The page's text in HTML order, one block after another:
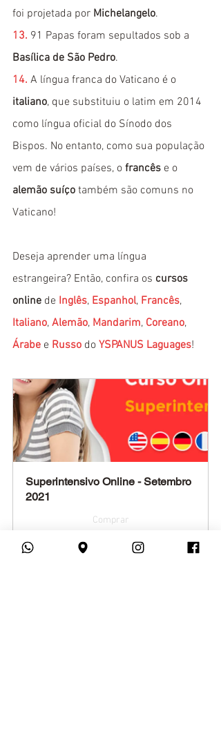
foi projetada por Michelangelo.
13. 91 Papas foram sepultados sob a
Basílica de São Pedro.
14. A língua franca do Vaticano é o
italiano, que substituiu o latim em 2014
como língua oficial do Sínodo dos
Bispos. No entanto, como sua população
vem de vários países, o francês e o
alemão suíço também são comuns no
Vaticano!
Deseja aprender uma língua
estrangeira? Então, confira os cursos
online de Inglês, Espanhol, Francês,
Italiano, Alemão, Mandarim, Coreano,
Árabe e Russo do YSPANUS Laguages!
Superintensivo Online - Setembro
2021
Comprar